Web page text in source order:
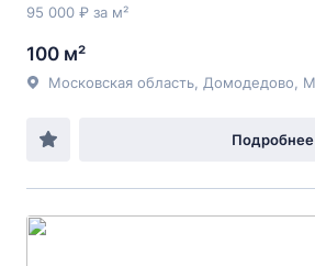
95 000 ₽ за м²
100 м²
Подробнее